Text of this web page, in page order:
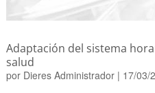
Adaptación del sistema
salud
por Dieres Administrador| 17/03/